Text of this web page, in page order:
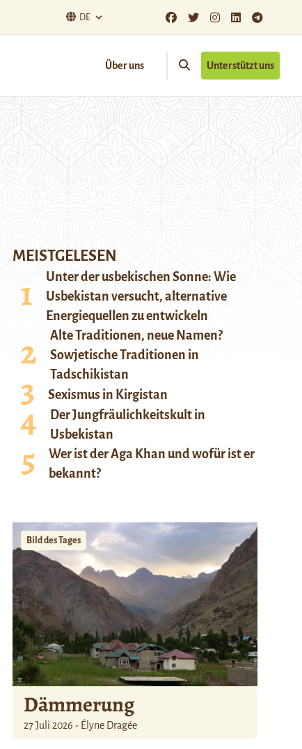
DE
Über uns Unterstützt uns
MEISTGELESEN
Unter der usbekischen Sonne: Wie
Usbekistan versucht, alternative
Energiequellen zu entwickeln
Alte Traditionen, neue Namen?
Sowjetische Traditionen in
Tadschikistan
Sexismus in Kirgistan
Der Jungfräulichkeitskult in
Usbekistan
Wer ist der Aga Khan und wofür ist er
bekannt?
Bild des Tages
Dämmerung
27 Juli 2026 - Élyne Dragée